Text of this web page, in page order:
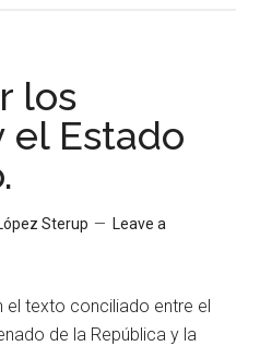
los
el Estado
Sterup
Leave a
el texto conciliado entre el
de la República y la